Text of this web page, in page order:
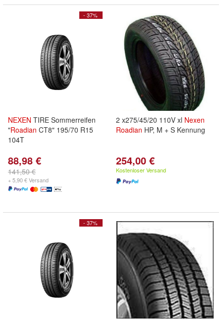
- 37%
NEXEN TIRE Sommerreifen
"Roadian CT8" 195/70 R15
104T
88,98 €
141,50 €
+ 5,90 € Versand
2 x275/45/20 110V xl Nexen
Roadian HP, M + S Kennung
254,00 €
Kostenloser Versand
- 37%